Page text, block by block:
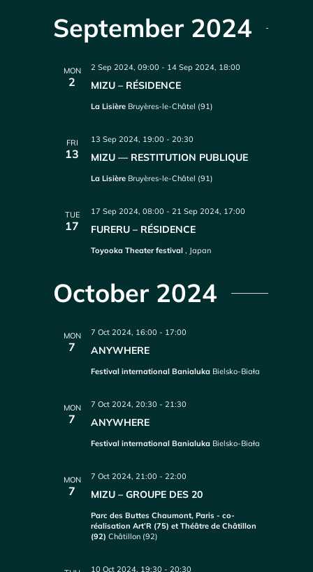
September 2024
MON
2 MIZU – RÉSIDENCE
2 Sep 2024, 09:00 - 14 Sep 2024, 18:00
La Lisière Bruyères-le-Châtel (91)
FRI
13 MIZU — RESTITUTION PUBLIQUE
13 Sep 2024, 19:00 -20:30
La Lisière Bruyères-le-Châtel (91)
TUE
17 FURERU – RÉSIDENCE
17 Sep 2024, 08:00 -21 Sep 2024, 17:00
Toyooka Theater festival, Japan
October 2024
MON
7 ANYWHERE
7 Oct 2024, 16:00 - 17:00
Festival international Banialuka Bielsko-Biała
MON
7 ANYWHERE
7 Oct 2024, 20:30 -21:30
Festival international Banialuka Bielsko-Biała
MON
7 MIZU – GROUPE DES 20
7 Oct 2024, 21:00 -22:00
Parc des Buttes Chaumont, Paris - co-
réalisation Art’R (75) et Théâtre de Châtillon
(92)Châtillon (92)
10 Oct 2024, 19:30 -20:30